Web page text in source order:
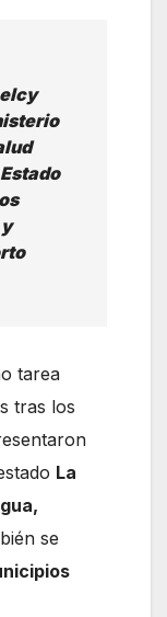
Estado
tarea
tras los
La
se